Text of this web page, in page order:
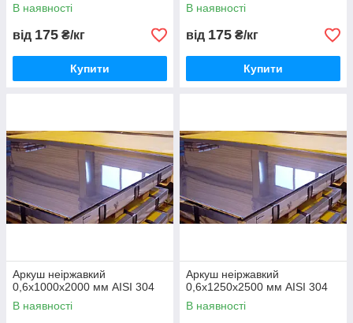
В наявності
від 175 ₴/кг
Купити
В наявності
від 175 ₴/кг
Купити
Аркуш неіржавкий
0,6х1000х2000 мм AISI 304
В наявності
Аркуш неіржавкий
0,6х1250х2500 мм AISI 304
В наявності